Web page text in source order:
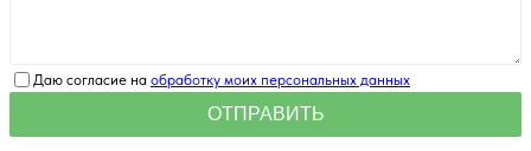
Даю согласие на обработку моих персональных данных